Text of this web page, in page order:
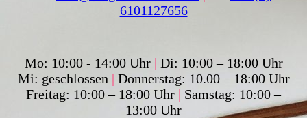
6101127656
Mo: 10:00 - 14:00 Uhr | Di: 10:00 – 18:00 Uhr
Mi: geschlossen | Donnerstag: 10.00 – 18:00 Uhr
Freitag: 10:00 – 18:00 Uhr | Samstag: 10:00 –
13:00 Uhr